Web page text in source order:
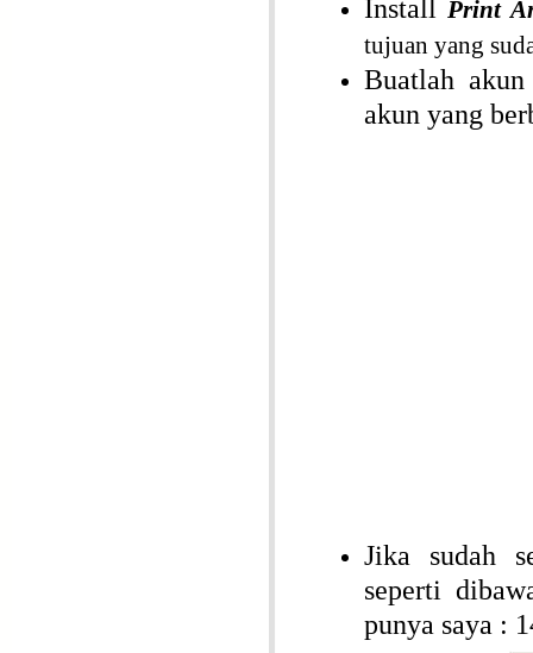
Install Print
tujuan yang
Buatlah
akun yang
Jika sudah
seperti
punya saya :